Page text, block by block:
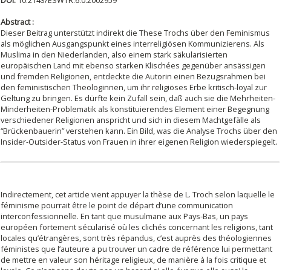
Abstract :
Dieser Beitrag unterstützt indirekt die These Trochs über den Feminismus
als möglichen Ausgangspunkt eines interreligiösen Kommunizierens. Als
Muslima in den Niederlanden, also einem stark säkularisierten
europäischen Land mit ebenso starken Klischées gegenüber ansässigen
und fremden Religionen, entdeckte die Autorin einen Bezugsrahmen bei
den feministischen Theologinnen, um ihr religiöses Erbe kritisch-loyal zur
Geltung zu bringen. Es dürfte kein Zufall sein, daß auch sie die Mehrheiten-
Minderheiten-Problematik als konstituierendes Element einer Begegnung
verschiedener Religionen anspricht und sich in diesem Machtgefälle als
“Brückenbauerin” verstehen kann. Ein Bild, was die Analyse Trochs über den
Insider-Outsider-Status von Frauen in ihrer eigenen Religion wiederspiegelt.
Indirectement, cet article vient appuyer la thèse de L. Troch selon laquelle le
féminisme pourrait être le point de départ d’une communication
interconfessionnelle. En tant que musulmane aux Pays-Bas, un pays
européen fortement sécularisé où les clichés concernant les religions, tant
locales qu’étrangères, sont très répandus, c’est auprès des théologiennes
féministes que l’auteure a pu trouver un cadre de référence lui permettant
de mettre en valeur son héritage religieux, de manière à la fois critique et